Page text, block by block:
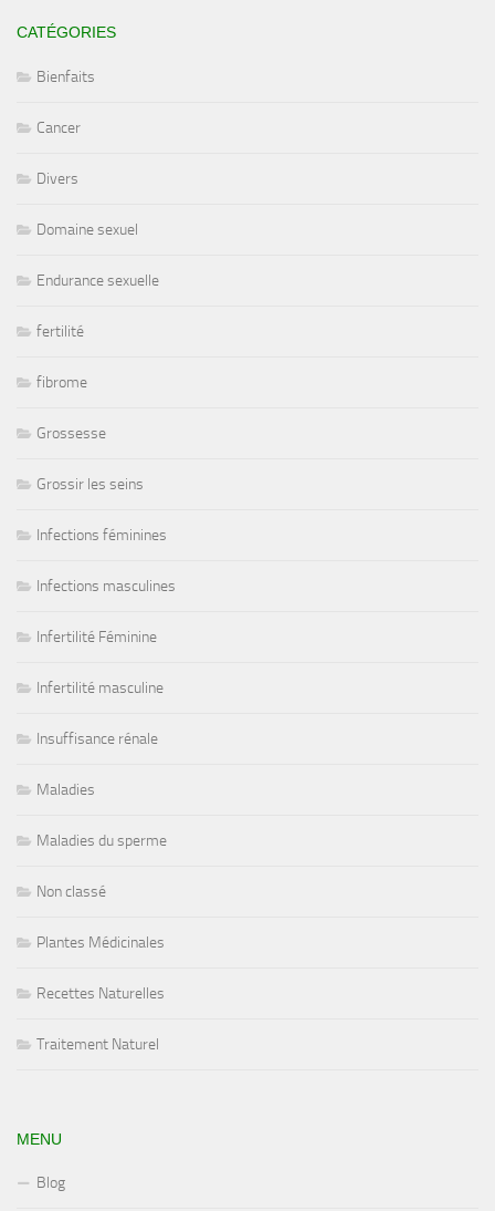
CATÉGORIES
Bienfaits
Cancer
Divers
Domaine sexuel
Endurance sexuelle
fertilité
fibrome
Grossesse
Grossir les seins
Infections féminines
Infections masculines
Infertilité Féminine
Infertilité masculine
Insuffisance rénale
Maladies
Maladies du sperme
Non classé
Plantes Médicinales
Recettes Naturelles
Traitement Naturel
MENU
Blog